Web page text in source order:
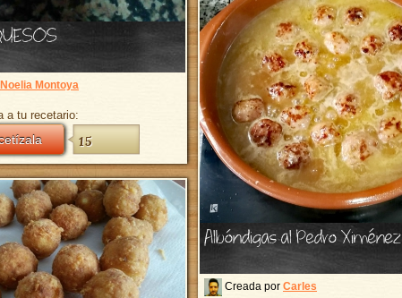
Noelia Montoya
a tu recetario:
15
Albóndigas al Pedro Ximénez
Creada por Carles